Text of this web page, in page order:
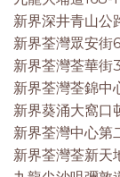
新界深井青山
新界荃灣眾安街
新界荃灣荃華街
新界荃灣荃錦中
新界葵涌大窩口
新界荃灣中心第
新界荃灣荃新天